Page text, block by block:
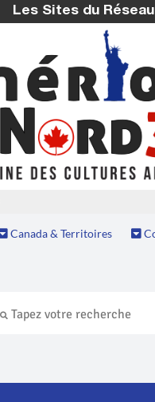
Les Sites du Réseau
Canada & Territoires